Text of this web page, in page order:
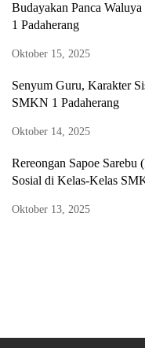
Budayakan Panca
1 Padaherang
Oktober 15, 2025
Senyum Guru, Karakter
SMKN 1 Padaherang
Oktober 14, 2025
Rereongan Sapoe
Sosial di Kelas-Kelas
Oktober 13, 2025